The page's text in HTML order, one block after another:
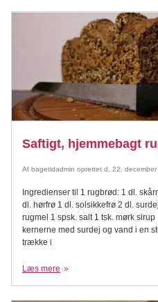
Saftigt, hjemmebagt
Af bagetidadmin oprettet d. 22. december
Ingredienser til 1 rugbrød: 1 dl.
dl. hørfrø 1 dl. solsikkefrø 2 dl.
rugmel 1 spsk. salt 1 tsk. mørk
kernerne med surdej og vand i en
trække i
Læs mere